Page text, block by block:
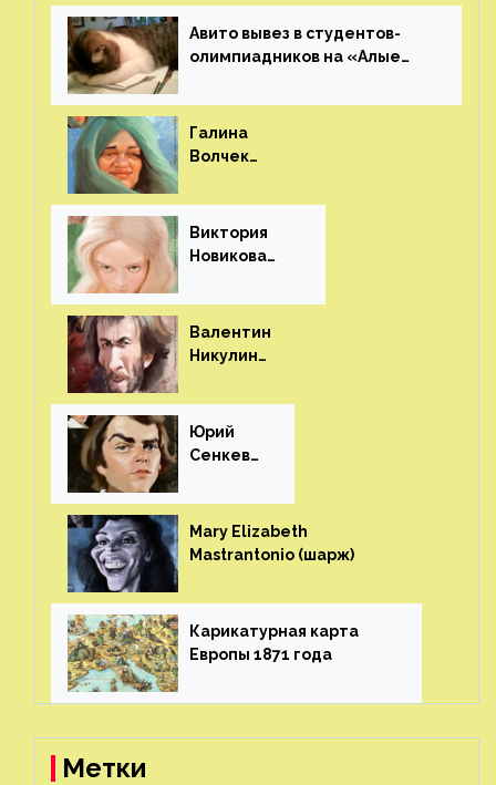
Авито вывез в студентов-
олимпиадников на «Алые
Галина
Волчек
Виктория
Новикова
Валентин
Никулин
Юрий
Сенкеви
Mary Elizabeth
Mastrantonio (шарж)⁠⁠
Карикатурная карта
Европы 1871 года⁠⁠
Метки